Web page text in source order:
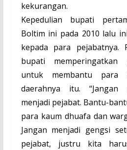
kekurangan.
Kepedulian bupati
Boltim ini pada 2010 lalu
kepada para pejabatnya.
bupati memperingatkan
untuk membantu para
daerahnya itu. “Jangan
menjadi pejabat. Bantu-
para kaum dhuafa dan
Jangan menjadi gengsi
pejabat, justru kita